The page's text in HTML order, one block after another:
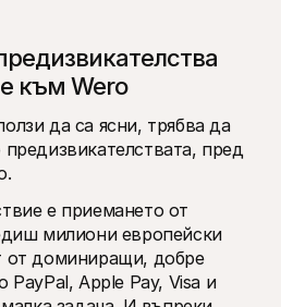
към Wero
да са ясни, трябва да
пред
е приемането от
милиони европейски
от доминиращи, добре
PayPal, Apple Pay, Visa и